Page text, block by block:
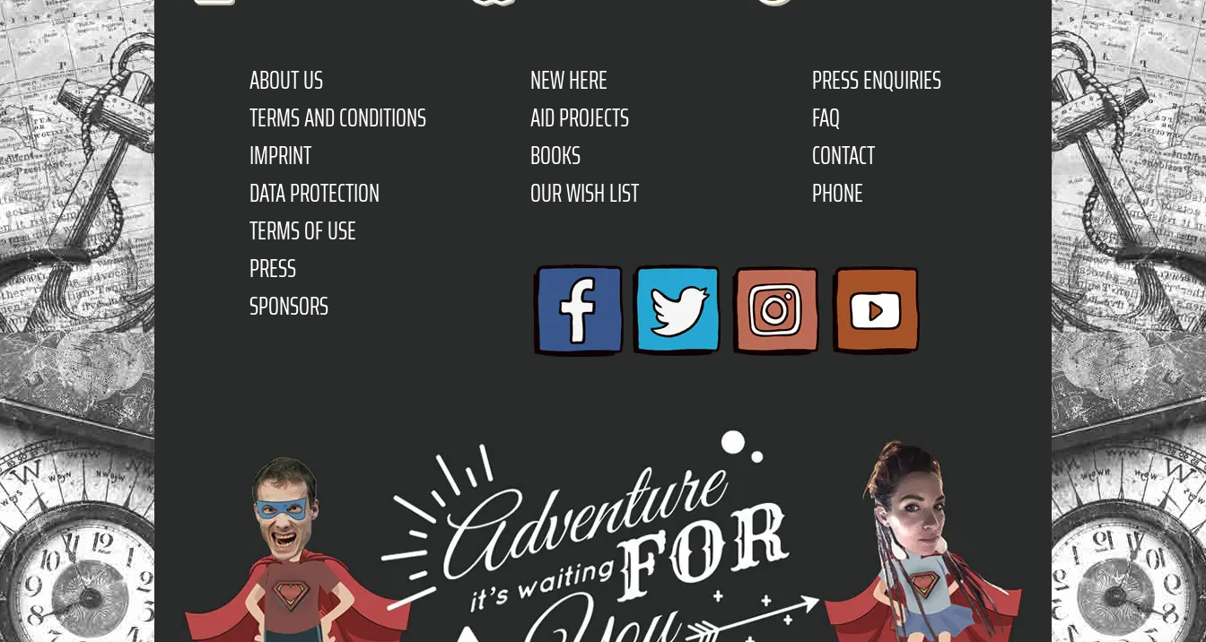
ABOUT US
TERMS AND CONDITIONS
IMPRINT
DATA PROTECTION
TERMS OF USE
PRESS
SPONSORS
NEW HERE
AID PROJECTS
BOOKS
OUR WISH LIST
PRESS ENQUIRIES
FAQ
CONTACT
PHONE